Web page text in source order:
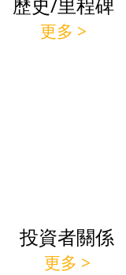
更多 >
投資者關係
更多 >